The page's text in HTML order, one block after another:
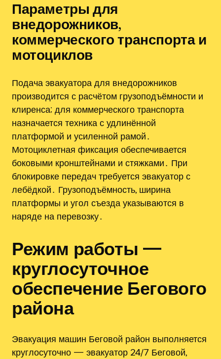
Параметры для
внедорожников,
коммерческого транспорта и
мотоциклов
Подача эвакуатора для внедорожников
производится с расчётом грузоподъёмности и
клиренса; для коммерческого транспорта
назначается техника с удлинённой
платформой и усиленной рамой․
Мотоциклетная фиксация обеспечивается
боковыми кронштейнами и стяжками․ При
блокировке передач требуется эвакуатор с
лебёдкой․ Грузоподъёмность, ширина
платформы и угол съезда указываются в
наряде на перевозку․
Режим работы —
круглосуточное
обеспечение Бегового
района
Эвакуация машин Беговой район выполняется
круглосуточно — эвакуатор 24/7 Беговой,